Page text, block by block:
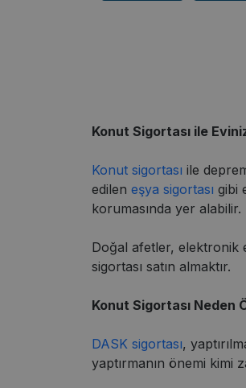
Konut Sigortası ile
Konut sigortası ile
edilen eşya sigortası gibi
korumasında yer alabilir.
Doğal afetler, elektronik
sigortası satın almaktır.
Konut Sigortası Neden
DASK sigortası,
yaptırmanın önemi kimi